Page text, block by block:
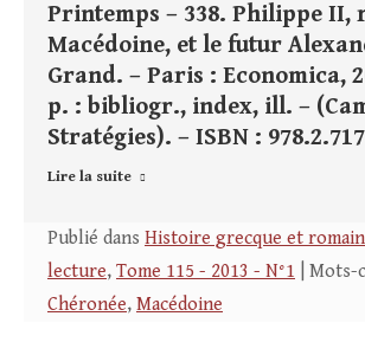
Printemps – 338. Philippe II,
Macédoine, et le futur
Grand. – Paris : Economica,
p. : bibliogr., index, ill. –
Stratégies). – ISBN :
Lire la suite
Publié dans Histoire grecque et
lecture, Tome 115 - 2013 - N°1 | Mots-
Chéronée, Macédoine